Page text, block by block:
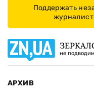
Поддержать
не
АРХИВ